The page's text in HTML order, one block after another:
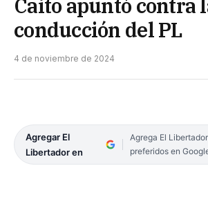
conducción del PL
4 de noviembre de 2024
Agregar El
Libertador en
Agrega El
preferidos en